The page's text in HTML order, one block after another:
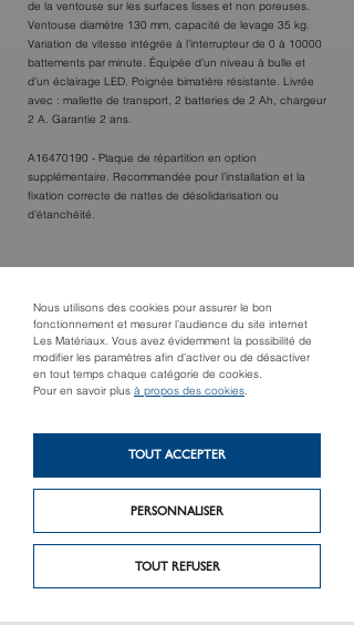
Nous utilisons des cookies pour assurer le bon
fonctionnement et mesurer l’audience du site internet
Les Matériaux. Vous avez évidemment la possibilité de
modifier les paramètres afin d’activer ou de désactiver
en tout temps chaque catégorie de cookies.
Pour en savoir plus à propos des cookies.
TOUT REFUSER
PERSONNALISER
TOUT ACCEPTER
de la ventouse sur les surfaces lisses et non poreuses.
Ventouse diamètre 130 mm, capacité de levage 35 kg.
Variation de vitesse intégrée à l’interrupteur de 0 à 10000
battements par minute. Équipée d’un niveau à bulle et
d’un éclairage LED. Poignée bimatière résistante. Livrée
avec : mallette de transport, 2 batteries de 2 Ah, chargeur
2 A. Garantie 2 ans.
A16470190 - Plaque de répartition en option
supplémentaire. Recommandée pour l’installation et la
fixation correcte de nattes de désolidarisation ou
d’étanchéité.
Produit précédent
Siège Ergonomique
Produit suivant
et applications